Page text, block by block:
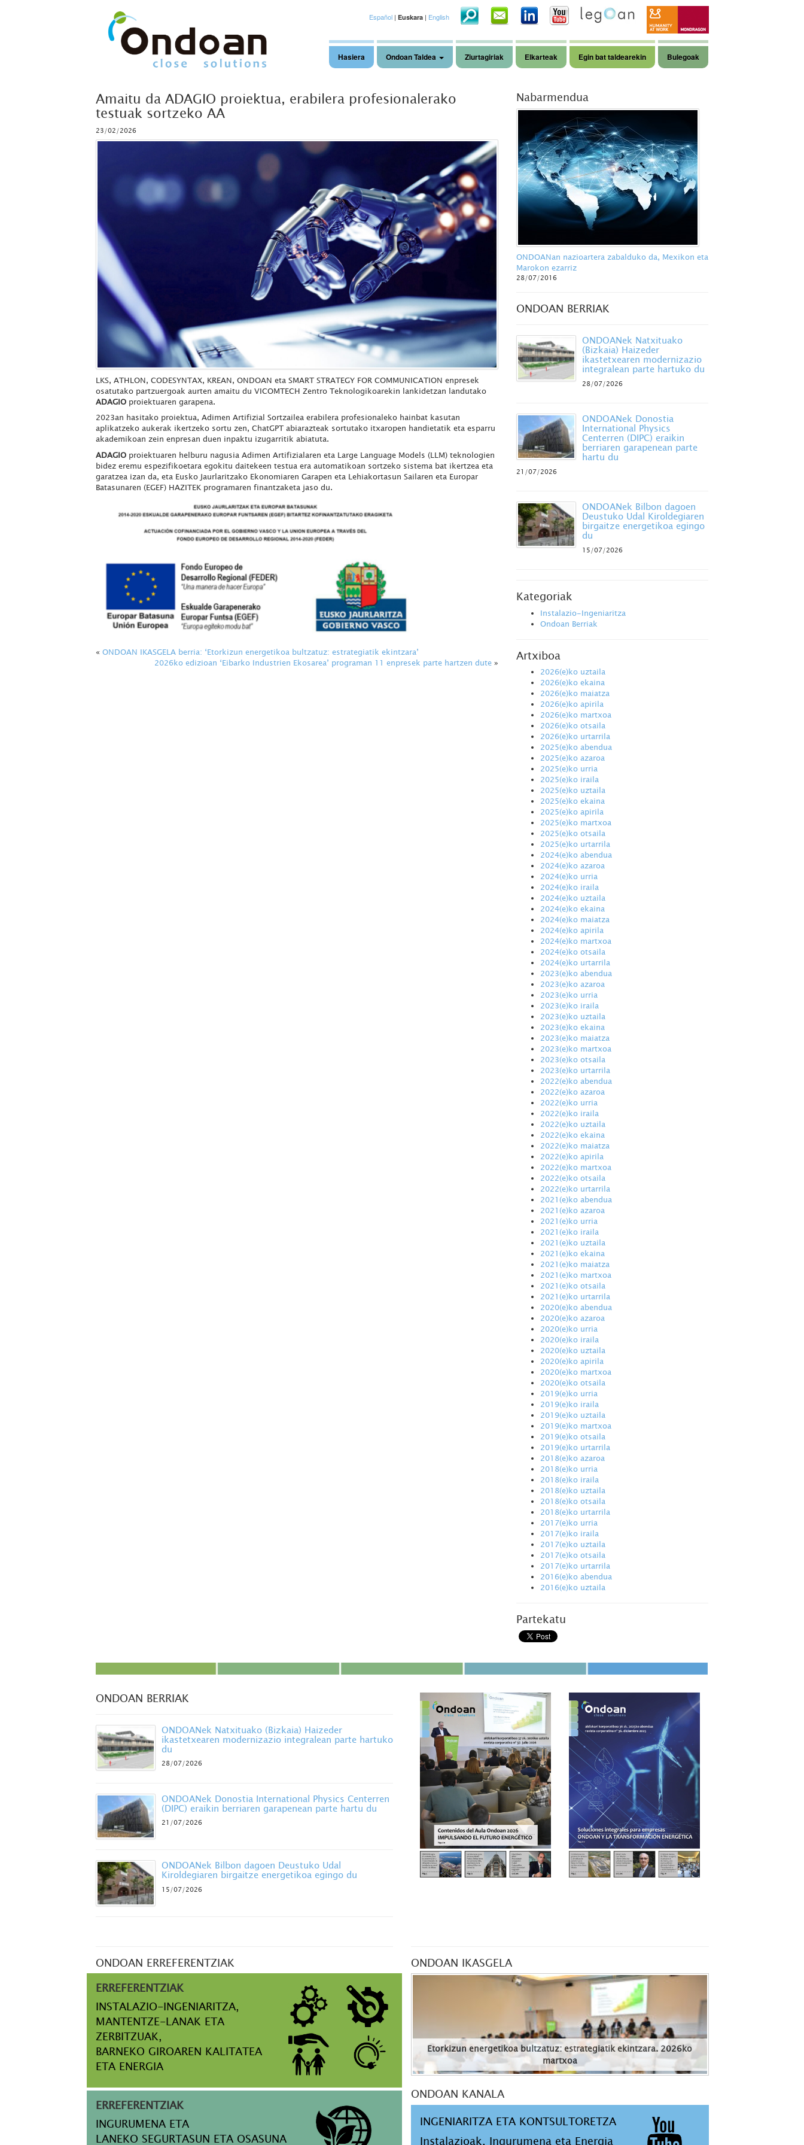
Español| Euskara| English
Hasiera Ondoan Taldea Ziurtagiriak Elkarteak Egin bat taldearekin Bulegoak
Amaitu da ADAGIO proiektua, erabilera profesionalerako
testuak sortzeko AA
23/02/2026
LKS, ATHLON, CODESYNTAX, KREAN, ONDOAN eta SMART STRATEGY FOR COMMUNICATION enpresek
osatutako partzuergoak aurten amaitu du VICOMTECH Zentro Teknologikoarekin lankidetzan landutako
ADAGIOproiektuaren garapena.
2023an hasitako proiektua, Adimen Artifizial Sortzailea erabilera profesionaleko hainbat kasutan
aplikatzeko aukerak ikertzeko sortu zen, ChatGPT abiarazteak sortutako itxaropen handietatik eta esparru
akademikoan zein enpresan duen inpaktu izugarritik abiatuta.
ADAGIO proiektuaren helburu nagusia Adimen Artifizialaren eta Large Language Models (LLM) teknologien
bidez eremu espezifikoetara egokitu daitekeen testua era automatikoan sortzeko sistema bat ikertzea eta
garatzea izan da, eta Eusko Jaurlaritzako Ekonomiaren Garapen eta Lehiakortasun Sailaren eta Europar
Batasunaren (EGEF) HAZITEK programaren finantzaketa jaso du.
« ONDOAN IKASGELA berria: ‘Etorkizun energetikoa bultzatuz: estrategiatik ekintzara’
2026ko edizioan ‘Eibarko Industrien Ekosarea’ programan 11 enpresek parte hartzen dute»
Nabarmendua
ONDOANan nazioartera zabalduko da, Mexikon eta
Marokon ezarriz
28/07/2016
ONDOAN BERRIAK
ONDOANek Natxituako
(Bizkaia) Haizeder
ikastetxearen modernizazio
integralean parte hartuko du
28/07/2026
ONDOANek Donostia
International Physics
Centerren (DIPC) eraikin
berriaren garapenean parte
hartu du
21/07/2026
ONDOANek Bilbon dagoen
Deustuko Udal Kiroldegiaren
birgaitze energetikoa egingo
du
15/07/2026
Kategoriak
Instalazio-Ingeniaritza
Ondoan Berriak
Artxiboa
2026(e)ko uztaila
2026(e)ko ekaina
2026(e)ko maiatza
2026(e)ko apirila
2026(e)ko martxoa
2026(e)ko otsaila
2026(e)ko urtarrila
2025(e)ko abendua
2025(e)ko azaroa
2025(e)ko urria
2025(e)ko iraila
2025(e)ko uztaila
2025(e)ko ekaina
2025(e)ko apirila
2025(e)ko martxoa
2025(e)ko otsaila
2025(e)ko urtarrila
2024(e)ko abendua
2024(e)ko azaroa
2024(e)ko urria
2024(e)ko iraila
2024(e)ko uztaila
2024(e)ko ekaina
2024(e)ko maiatza
2024(e)ko apirila
2024(e)ko martxoa
2024(e)ko otsaila
2024(e)ko urtarrila
2023(e)ko abendua
2023(e)ko azaroa
2023(e)ko urria
2023(e)ko iraila
2023(e)ko uztaila
2023(e)ko ekaina
2023(e)ko maiatza
2023(e)ko martxoa
2023(e)ko otsaila
2023(e)ko urtarrila
2022(e)ko abendua
2022(e)ko azaroa
2022(e)ko urria
2022(e)ko iraila
2022(e)ko uztaila
2022(e)ko ekaina
2022(e)ko maiatza
2022(e)ko apirila
2022(e)ko martxoa
2022(e)ko otsaila
2022(e)ko urtarrila
2021(e)ko abendua
2021(e)ko azaroa
2021(e)ko urria
2021(e)ko iraila
2021(e)ko uztaila
2021(e)ko ekaina
2021(e)ko maiatza
2021(e)ko martxoa
2021(e)ko otsaila
2021(e)ko urtarrila
2020(e)ko abendua
2020(e)ko azaroa
2020(e)ko urria
2020(e)ko iraila
2020(e)ko uztaila
2020(e)ko apirila
2020(e)ko martxoa
2020(e)ko otsaila
2019(e)ko urria
2019(e)ko iraila
2019(e)ko uztaila
2019(e)ko martxoa
2019(e)ko otsaila
2019(e)ko urtarrila
2018(e)ko azaroa
2018(e)ko urria
2018(e)ko iraila
2018(e)ko uztaila
2018(e)ko otsaila
2018(e)ko urtarrila
2017(e)ko urria
2017(e)ko iraila
2017(e)ko uztaila
2017(e)ko otsaila
2017(e)ko urtarrila
2016(e)ko abendua
2016(e)ko uztaila
Partekatu
ONDOAN BERRIAK
ONDOANek Natxituako (Bizkaia) Haizeder
ikastetxearen modernizazio integralean parte hartuko
du
28/07/2026
ONDOANek Donostia International Physics Centerren
(DIPC) eraikin berriaren garapenean parte hartu du
21/07/2026
ONDOANek Bilbon dagoen Deustuko Udal
Kiroldegiaren birgaitze energetikoa egingo du
15/07/2026
ONDOAN ERREFERENTZIAK
ERREFERENTZIAK
INSTALAZIO-INGENIARITZA,
MANTENTZE-LANAK ETA
ZERBITZUAK,
BARNEKO GIROAREN KALITATEA
ETA ENERGIA
ERREFERENTZIAK
INGURUMENA ETA
LANEKO SEGURTASUN ETA OSASUNA
ONDOAN IKASGELA
Etorkizun energetikoa bultzatuz: estrategiatik ekintzara. 2026ko
martxoa
ONDOAN KANALA
INGENIARITZA ETA KONTSULTORETZA
Instalazioak, Ingurumena eta Energia